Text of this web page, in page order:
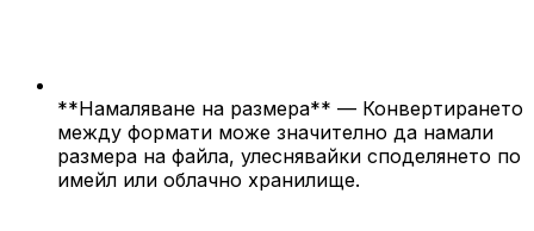
**Намаляване на размера** — Конвертирането
между формати може значително да намали
размера на файла, улеснявайки споделянето по
имейл или облачно хранилище.